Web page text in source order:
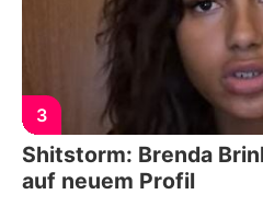
3
Shitstorm: Brenda
auf neuem Profil